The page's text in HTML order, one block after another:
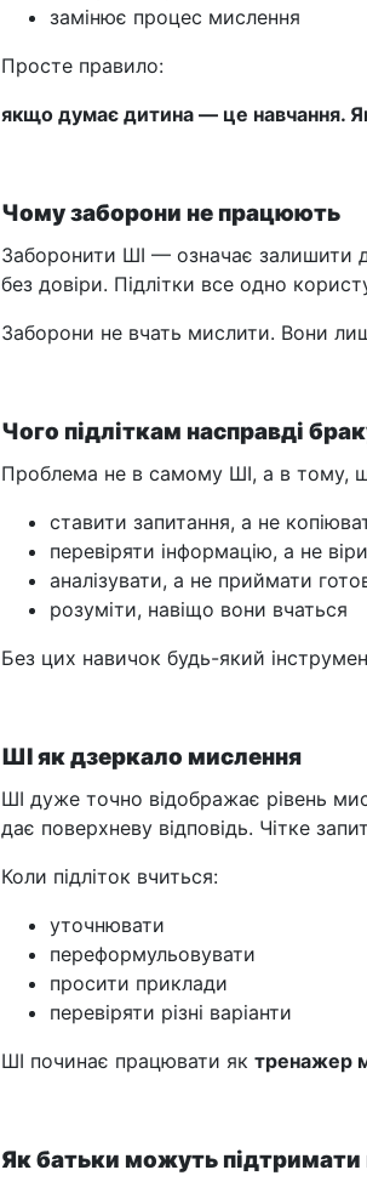
замінює процес мислення
Просте правило:
якщо думає дитина — це навчання.
Чому заборони не працюють
Заборонити ШІ — означає залишити
без довіри. Підлітки все одно
Заборони не вчать мислити. Вони
Чого підліткам насправді
Проблема не в самому ШІ, а в тому,
ставити запитання, а не
перевіряти інформацію, а не
аналізувати, а не приймати
розуміти, навіщо вони вчаться
Без цих навичок будь-який
ШІ як дзеркало мислення
ШІ дуже точно відображає рівень
дає поверхневу відповідь. Чітке
Коли підліток вчиться:
уточнювати
переформульовувати
просити приклади
перевіряти різні варіанти
ШІ починає працювати яктренажер
Як батьки можуть